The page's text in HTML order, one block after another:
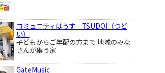
コミュニティはうす TSUDOI（つど
い）
子どもからご年配の方まで 地域のみな
さんが集う家
GateMusic